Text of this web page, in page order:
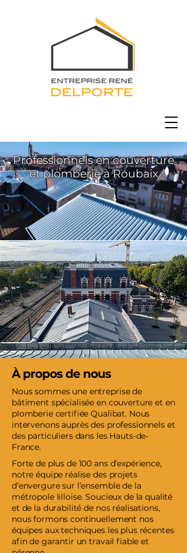
Professionnels en couverture
et plomberie à Roubaix
À propos de nous
Nous sommes une entreprise de
bâtiment spécialisée en couverture et en
plomberie certifiée Qualibat. Nous
intervenons auprès des professionnels et
des particuliers dans les Hauts-de-
France.
Forte de plus de 100 ans d’expérience,
notre équipe réalise des projets
d’envergure sur l’ensemble de la
métropole lilloise. Soucieux de la qualité
et de la durabilité de nos réalisations,
nous formons continuellement nos
équipes aux techniques les plus récentes
afin de garantir un travail fiable et